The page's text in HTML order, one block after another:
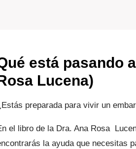
está pasando
Lucena)
preparada para vivir un
el libro de la Dra. Ana Rosa
la ayuda que necesitas